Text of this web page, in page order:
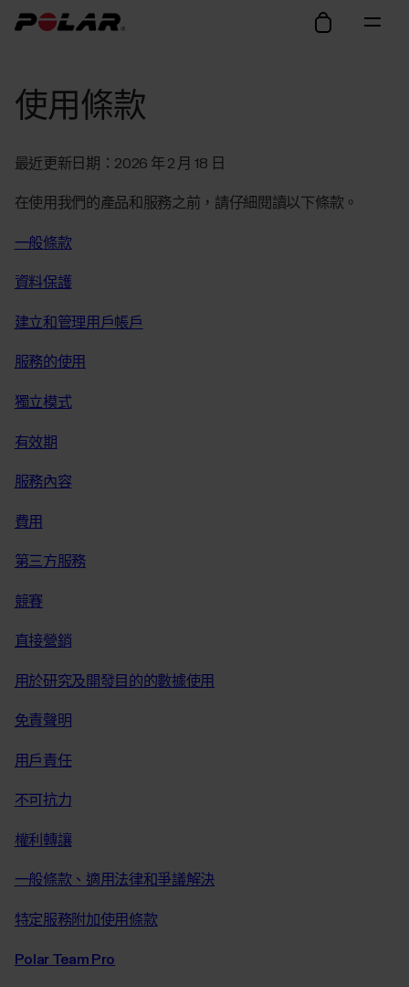
使用條款
最近更新日期：2026 年 2 月 18 日
在使用我們的產品和服務之前，請仔細閱讀以下條款。
一般條款
資料保護
建立和管理用戶帳戶
服務的使用
獨立模式
有效期
服務內容
費用
第三方服務
競賽
直接營銷
用於研究及開發目的的數據使用
免責聲明
用戶責任
不可抗力
權利轉讓
一般條款、適用法律和爭議解決
特定服務附加使用條款
Polar Team Pro